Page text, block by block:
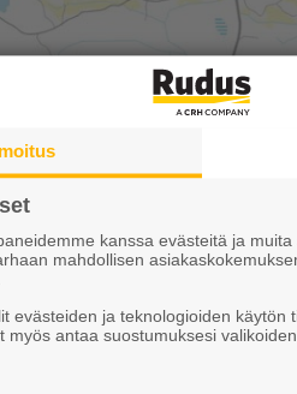
kanssa evästeitä ja
mahdollisen
evästeiden ja teknologioiden käytön
myös antaa suostumuksesi